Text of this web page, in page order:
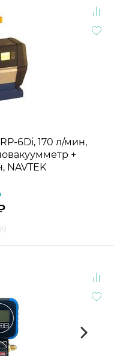
6Di, 170 л/мин,
+
NAVTEK